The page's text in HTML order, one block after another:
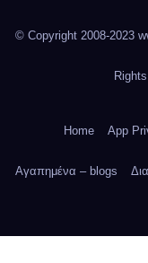
© Copyright 2008-2023
Home App
Αγαπημένα – blogs